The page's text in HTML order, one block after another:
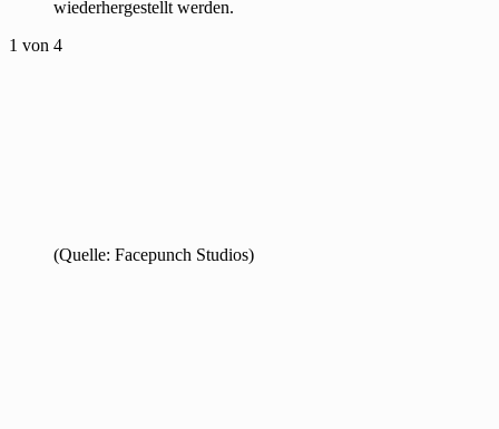
wiederhergestellt werden.
1 von 4
(Quelle: Facepunch Studios)